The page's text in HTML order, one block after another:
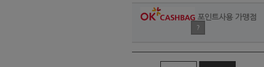
포인트사용 가맹점
?